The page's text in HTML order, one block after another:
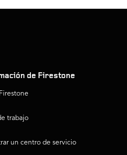
de Firestone
trabajo
un centro de servicio